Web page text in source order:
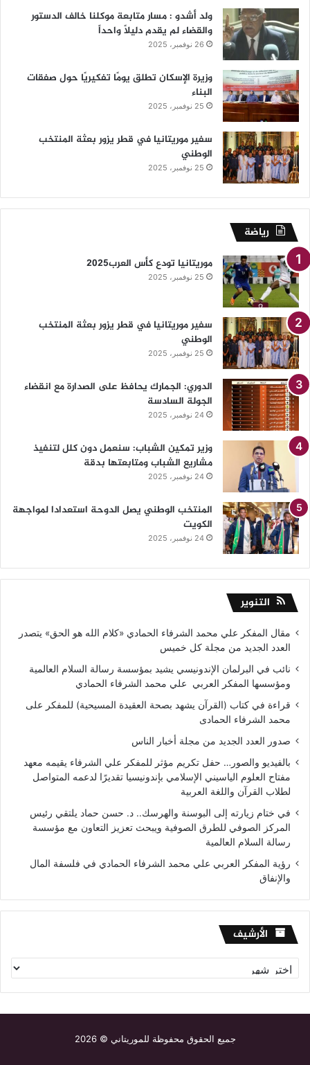
ولد أشدو : مسار متابعة موكلنا خالف الدستور
والقضاء لم يقدم دليلاً واحداً
26 نوفمبر، 2025
وزيرة الإسكان تطلق يومًا تفكيريًا حول صفقات
البناء
25 نوفمبر، 2025
سفير موريتانيا في قطر يزور بعثة المنتخب
الوطني
25 نوفمبر، 2025
رياضة
موريتانيا تودع كأس العرب2025
25 نوفمبر، 2025
سفير موريتانيا في قطر يزور بعثة المنتخب
الوطني
25 نوفمبر، 2025
الدوري: الجمارك يحافظ على الصدارة مع انقضاء
الجولة السادسة
24 نوفمبر، 2025
وزير تمكين الشباب: سنعمل دون كلل لتنفيذ
مشاريع الشباب ومتابعتها بدقة
24 نوفمبر، 2025
المنتخب الوطني يصل الدوحة استعدادا لمواجهة
الكويت
24 نوفمبر، 2025
التنوير
مقال المفكر علي محمد الشرفاء الحمادي «كلام الله هو الحق» يتصدر
العدد الجديد من مجلة كل خميس
نائب في البرلمان الإندونيسي يشيد بمؤسسة رسالة السلام العالمية
ومؤسسها المفكر العربي علي محمد الشرفاء الحمادي
قراءة في كتاب (القرآن يشهد بصحة العقيدة المسيحية) للمفكر على
محمد الشرفاء الحمادى
صدور العدد الجديد من مجلة أخبار الناس
بالفيديو والصور… حفل تكريم مؤثر للمفكر علي الشرفاء يقيمه معهد
مفتاح العلوم الياسيني الإسلامي بإندونيسيا تقديرًا لدعمه المتواصل
لطلاب القرآن واللغة العربية
في ختام زيارته إلى البوسنة والهرسك.. د. حسن حماد يلتقي رئيس
المركز الصوفي للطرق الصوفية ويبحث تعزيز التعاون مع مؤسسة
رسالة السلام العالمية
رؤية المفكر العربي علي محمد الشرفاء الحمادي في فلسفة المال
والإنفاق
الأرشيف الأرشيف
جميع الحقوق محفوظة للموريتاني © 2026